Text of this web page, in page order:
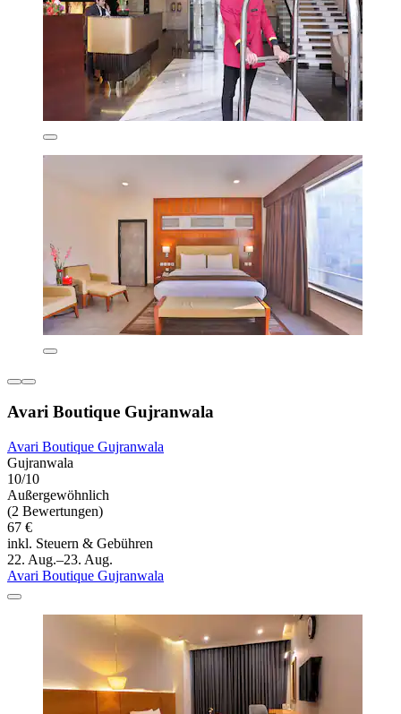
Avari Boutique Gujranwala
Avari Boutique Gujranwala
Gujranwala
10/10
Außergewöhnlich
(2 Bewertungen)
67 €
inkl. Steuern & Gebühren
22. Aug.–23. Aug.
Avari Boutique Gujranwala